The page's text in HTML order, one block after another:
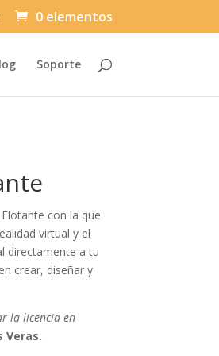
0 elementos
atakanau.blogspot.com/2021/
Soporte
con la que
virtual y el
directamente a tu
crear, diseñar y
la licencia en
Veras.